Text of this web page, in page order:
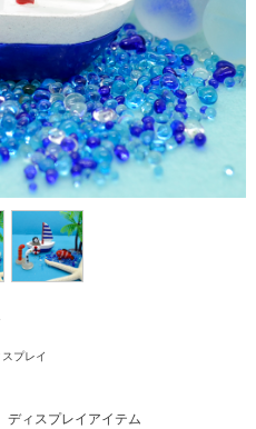
プレイ
ディスプレイアイテム